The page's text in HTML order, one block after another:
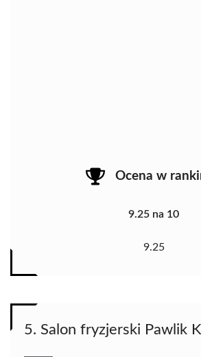
Ocena w
9.25 na 10
9.25
5. Salon fryzjerski Pawlik